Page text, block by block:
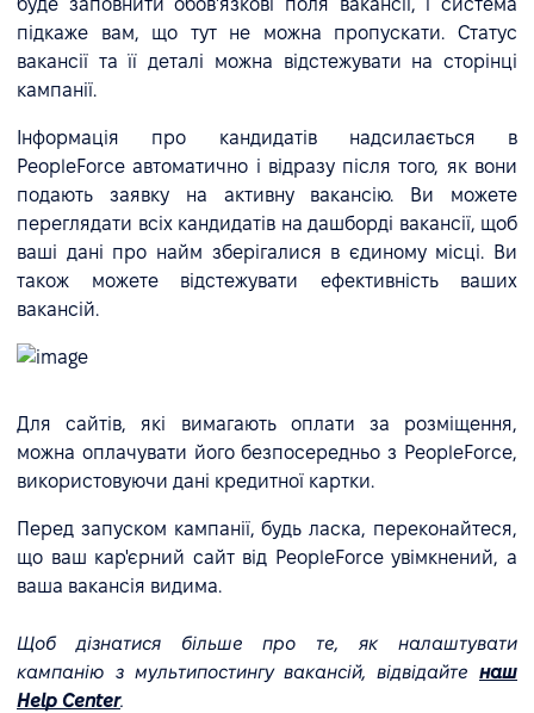
буде заповнити обов'язкові поля вакансії, і система
підкаже вам, що тут не можна пропускати. Статус
вакансії та її деталі можна відстежувати на сторінці
кампанії.
Інформація про кандидатів надсилається в
PeopleForce автоматично і відразу після того, як вони
подають заявку на активну вакансію. Ви можете
переглядати всіх кандидатів на дашборді вакансії, щоб
ваші дані про найм зберігалися в єдиному місці. Ви
також можете відстежувати ефективність ваших
вакансій.
Для сайтів, які вимагають оплати за розміщення,
можна оплачувати його безпосередньо з PeopleForce,
використовуючи дані кредитної картки.
Перед запуском кампанії, будь ласка, переконайтеся,
що ваш кар'єрний сайт від PeopleForce увімкнений, а
ваша вакансія видима.
Щоб дізнатися більше про те, як налаштувати
кампанію з мультипостингу вакансій, відвідайте наш
Help Center.